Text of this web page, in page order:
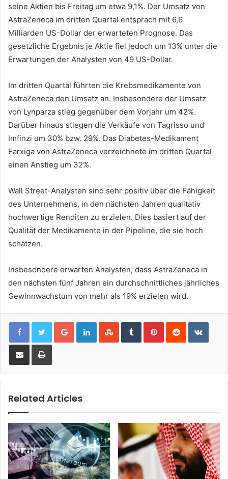
seine Aktien bis Freitag um etwa 9,1%. Der Umsatz von
AstraZeneca im dritten Quartal entsprach mit 6,6
Milliarden US-Dollar der erwarteten Prognose. Das
gesetzliche Ergebnis je Aktie fiel jedoch um 13% unter die
Erwartungen der Analysten von 49 US-Dollar.
Im dritten Quartal führten die Krebsmedikamente von
AstraZeneca den Umsatz an. Insbesondere der Umsatz
von Lynparza stieg gegenüber dem Vorjahr um 42%.
Darüber hinaus stiegen die Verkäufe von Tagrisso und
Imfinzi um 30% bzw. 29%. Das Diabetes-Medikament
Farxiga von AstraZeneca verzeichnete im dritten Quartal
einen Anstieg um 32%.
Wall Street-Analysten sind sehr positiv über die Fähigkeit
des Unternehmens, in den nächsten Jahren qualitativ
hochwertige Renditen zu erzielen. Dies basiert auf der
Qualität der Medikamente in der Pipeline, die sie hoch
schätzen.
Insbesondere erwarten Analysten, dass AstraZeneca in
den nächsten fünf Jahren ein durchschnittliches jährliches
Gewinnwachstum von mehr als 19% erzielen wird.
Google+LinkedInStumbleUpon
TumblrPinterestReddit
Share via Email Print
Related Articles